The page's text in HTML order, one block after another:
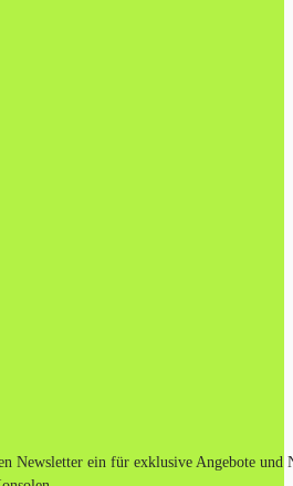
Newsletter ein für exklusive Angebote und